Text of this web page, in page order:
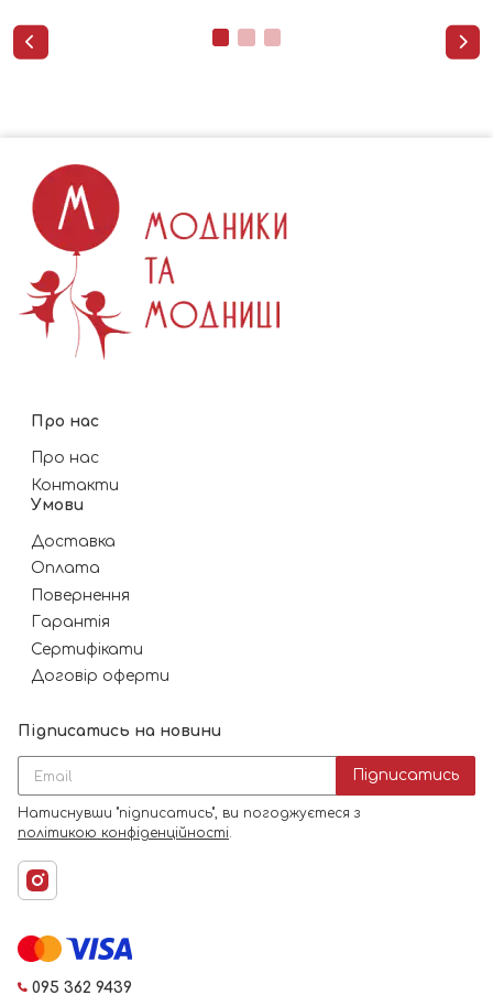
 
Про нас
Про нас
Контакти
Умови
Доставка
Оплата
Повернення
Гарантія
Сертифікати
Договір оферти
Підписатись на новини
Підписатись
Натиснувши "підписатись", ви погоджуєтеся з
політикою конфіденційності.
095 362 9439